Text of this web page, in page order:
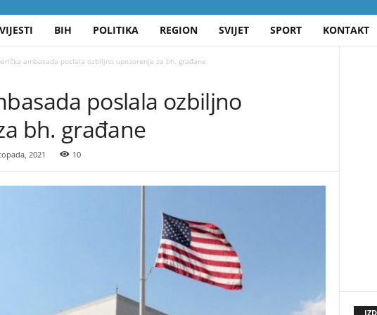
VIJESTI BIH POLITIKA REGION SVIJET SPORT KONTAKT
ambasada poslala ozbiljno upozorenje za bh. građane
poslala ozbiljno
bh. građane
2021 10